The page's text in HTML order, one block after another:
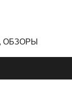
ОБЗОРЫ